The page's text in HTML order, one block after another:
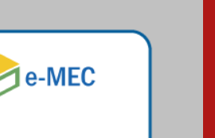
04.08.2026
Como o Colégio Mackenzie
Brasília prepara seus